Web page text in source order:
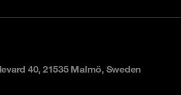
40, 21535 Malmö, Sweden